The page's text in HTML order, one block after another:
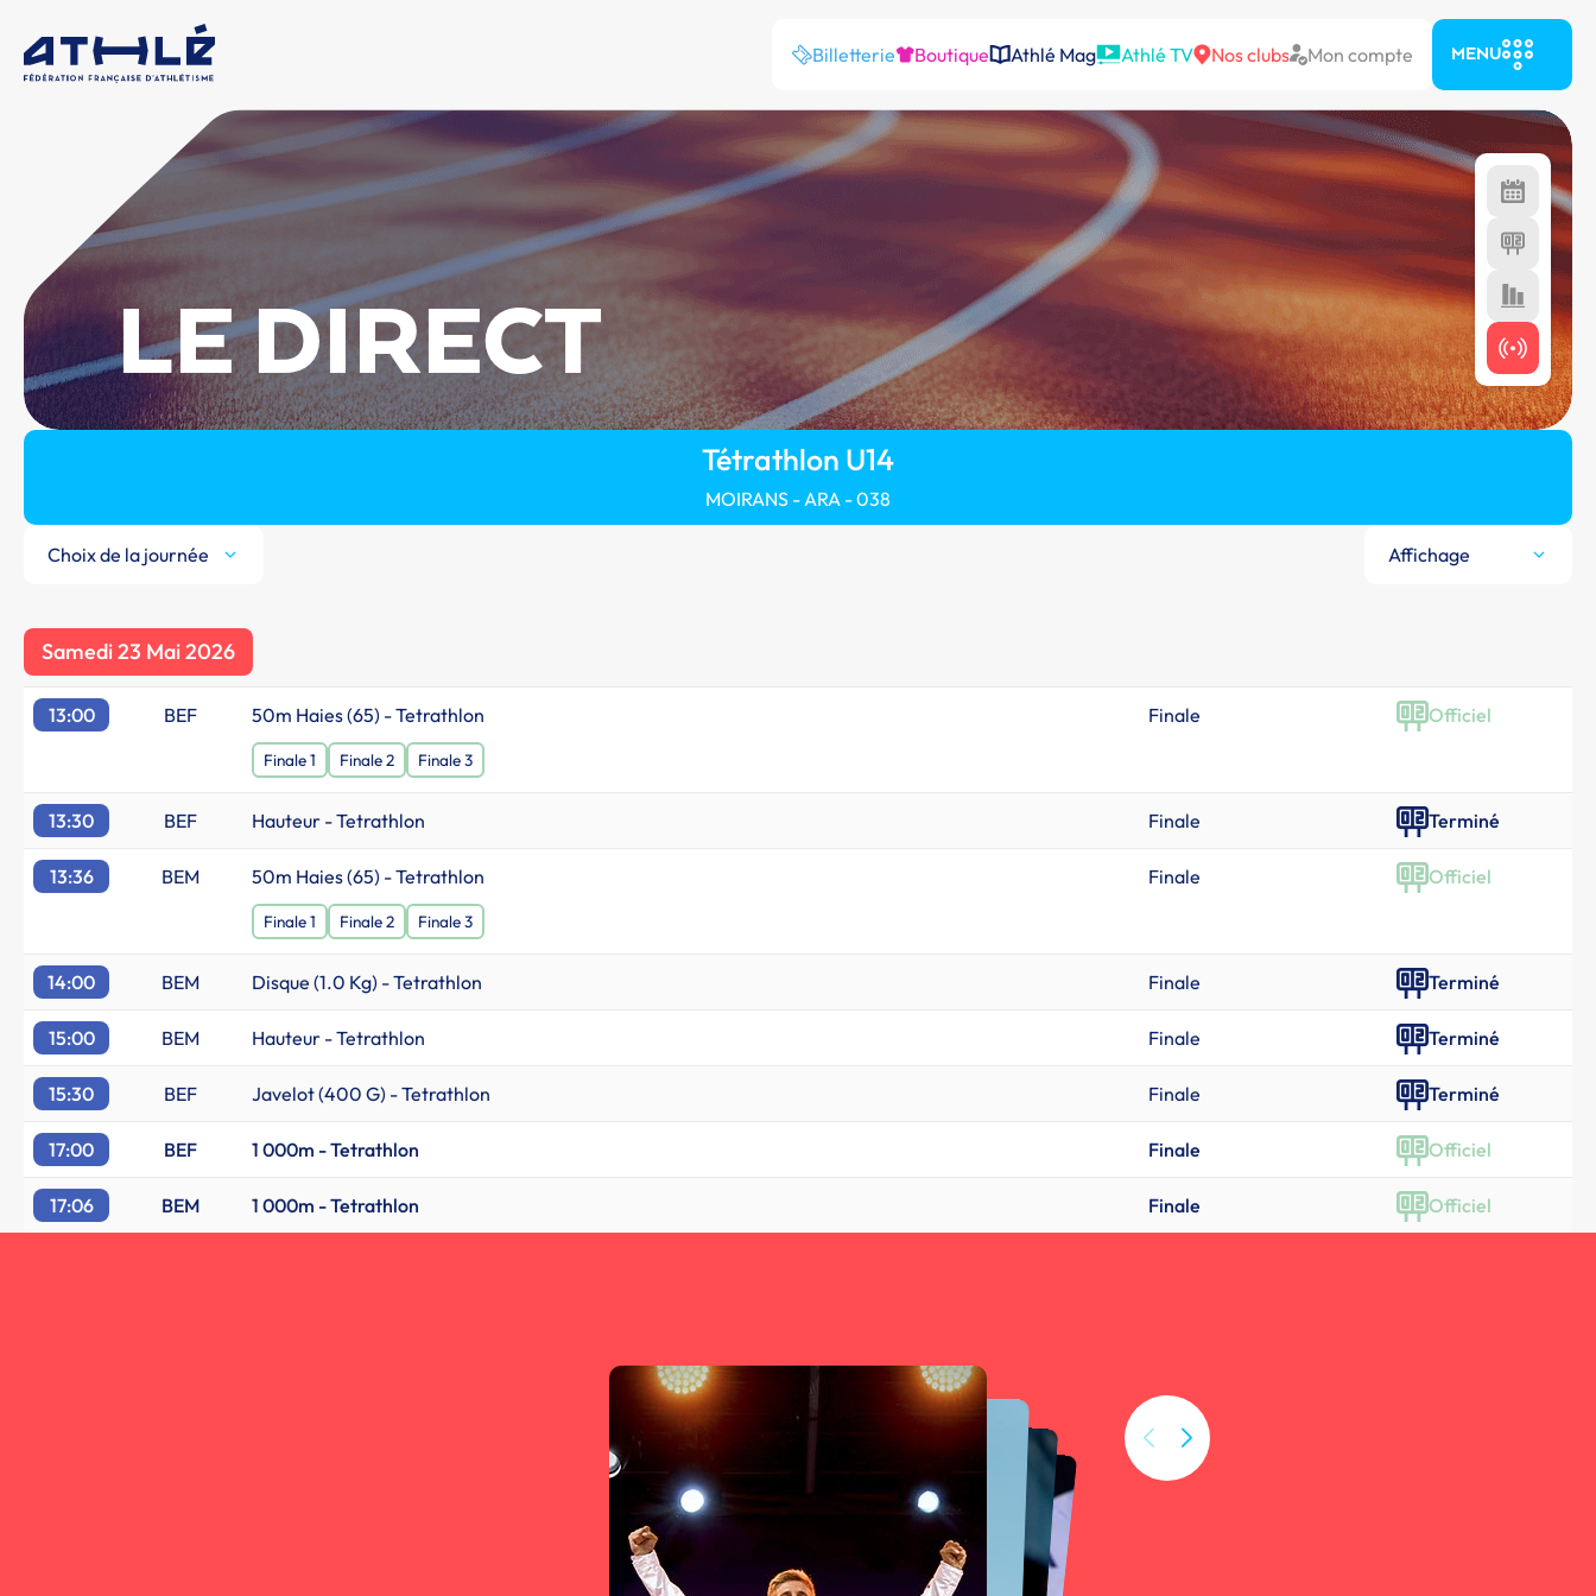
Billetterie Boutique Athlé Mag Athlé TV Nos clubs Mon compte MENU
LE DIRECT
Tétrathlon U14
MOIRANS - ARA - 038
Choix de la journée Affichage
Samedi 23 Mai 2026
13:00 BEF 50m Haies (65) - Tetrathlon Finale Officiel
Finale 1 Finale 2 Finale 3
13:30 BEF Hauteur - Tetrathlon Finale Terminé
13:36 BEM 50m Haies (65) - Tetrathlon Finale Officiel
Finale 1 Finale 2 Finale 3
14:00 BEM Disque (1.0 Kg) - Tetrathlon Finale Terminé
15:00 BEM Hauteur - Tetrathlon Finale Terminé
15:30 BEF Javelot (400 G) - Tetrathlon Finale Terminé
17:00 BEF 1 000m - Tetrathlon Finale Officiel
17:06 BEM 1 000m - Tetrathlon Finale Officiel